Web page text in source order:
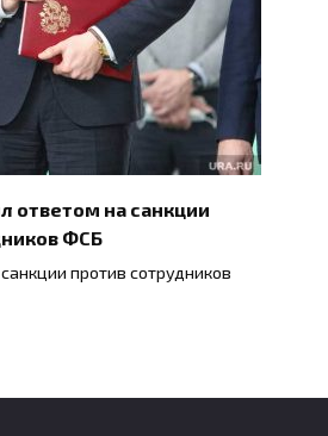
ответом на санкции
ФСБ
против сотрудников